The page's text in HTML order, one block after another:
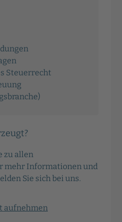
Steuerrecht
zu allen
mehr Informationen und
Sie sich bei uns.
aufnehmen